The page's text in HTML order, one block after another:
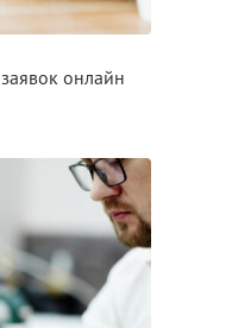
заявок онлайн